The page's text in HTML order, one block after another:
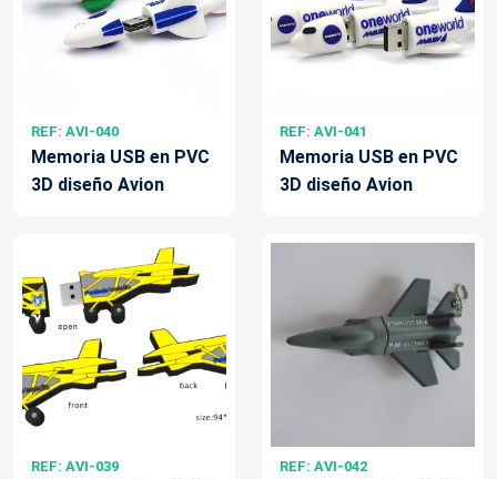
REF: AVI-040
Memoria USB en PVC
3D diseño Avion
REF: AVI-041
Memoria USB en PVC
3D diseño Avion
REF: AVI-039 REF: AVI-042